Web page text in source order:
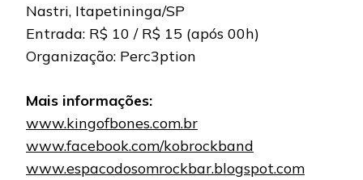
Nastri, Itapetininga/SP
Entrada: R$ 10 / R$ 15 (após 00h)
Organização: Perc3ption
Mais informações:
www.kingofbones.com.br
www.facebook.com/kobrockband
www.espacodosomrockbar.blogspot.com